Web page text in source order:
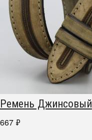
Ремень Джинсовый
667 ₽